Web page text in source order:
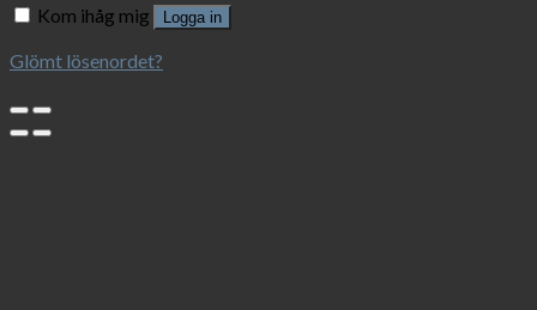
Kom ihåg mig
Logga in
Glömt lösenordet?